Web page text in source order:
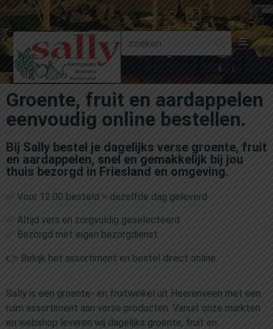
Groente, fruit en aardappelen
eenvoudig online bestellen.
Bij Sally bestel je dagelijks verse groente, fruit
en aardappelen, snel en gemakkelijk bij jou
thuis bezorgd in Friesland en omgeving.
✅ Voor 12:00 besteld = dezelfde dag geleverd
✅ Altijd vers en zorgvuldig geselecteerd
✅ Bezorgd met eigen bezorgdienst
👉 Bekijk het assortiment en bestel direct online.
Sally is een groente- en fruitwinkel uit Heerenveen met een
ruim assortiment aan verse producten. Vanuit onze markten
en webshop leveren wij dagelijks groente, fruit en